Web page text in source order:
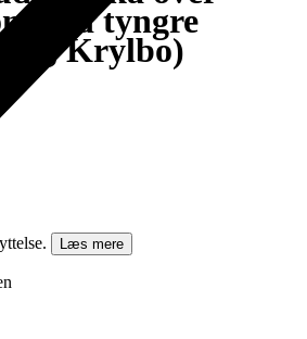
med tyngre
Krylbo)
Læs mere